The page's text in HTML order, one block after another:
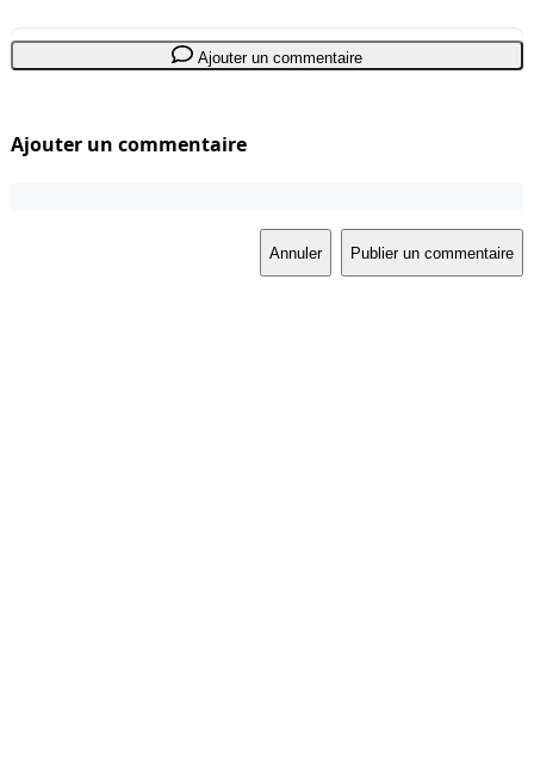
Ajouter un commentaire
Ajouter un commentaire
Annuler Publier un commentaire